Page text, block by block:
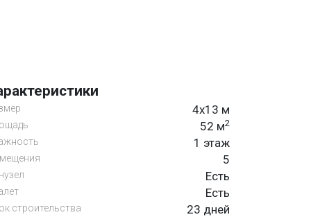
4х13 м
52 м2
1 этаж
5
Есть
Есть
строительства 23 дней